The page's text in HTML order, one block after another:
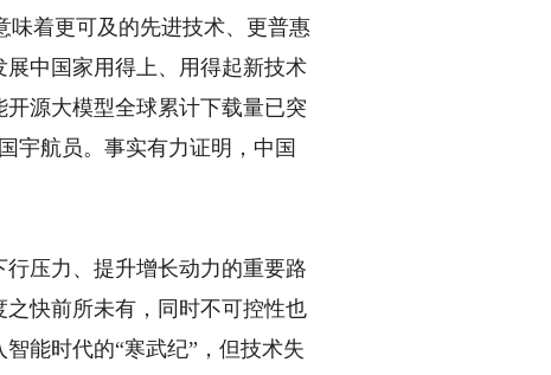
味着更可及的先进技术、更普惠
中国家用得上、用得起新技术
源大模型全球累计下载量已突
宇航员。事实有力证明，中国
压力、提升增长动力的重要路
快前所未有，同时不可控性也
能时代的“寒武纪”，但技术失